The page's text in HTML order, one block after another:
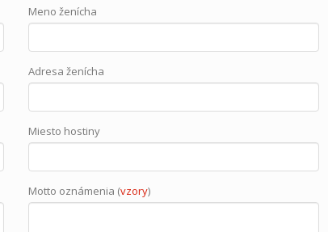
Meno ženícha
Adresa ženícha
Miesto hostiny
Motto oznámenia (vzory)